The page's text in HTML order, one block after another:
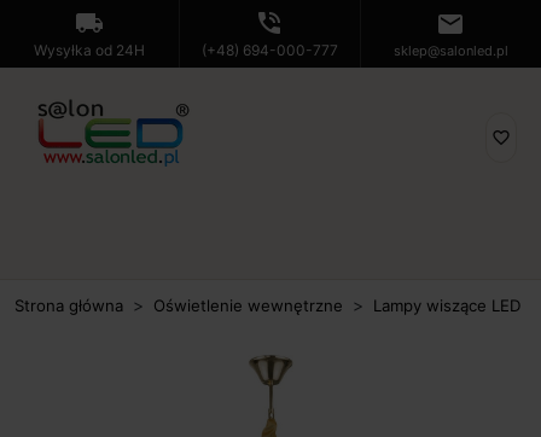
local_shipping
Wysyłka od 24H
phone_in_talk
(+48) 694-000-777
mail
sklep@salonled.pl
favorite_border
Strona główna Oświetlenie wewnętrzne Lampy wiszące LED